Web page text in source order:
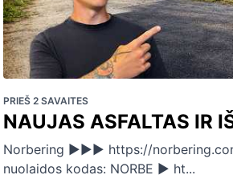
PRIEŠ 2 SAVAITES
NAUJAS ASFALTAS IR
Norbering ►►► https://
nuolaidos kodas: NORBE ► ht...